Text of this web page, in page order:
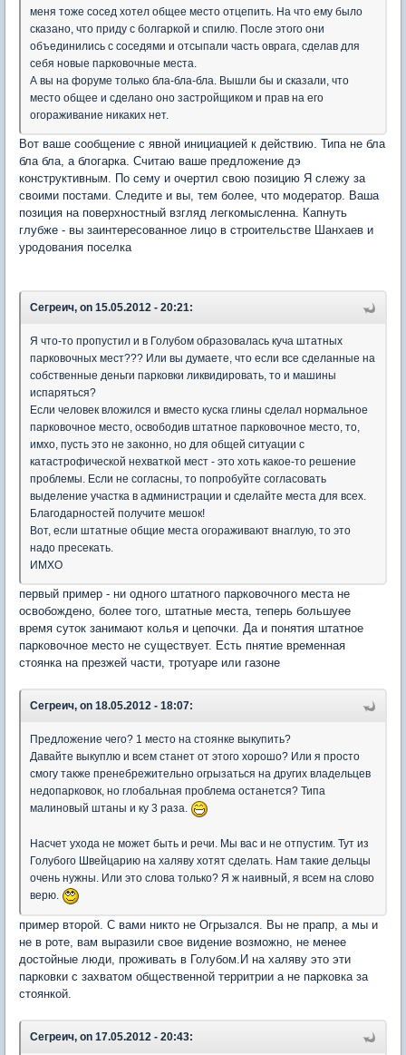
меня тоже сосед хотел общее место отцепить. На что ему было
сказано, что приду с болгаркой и спилю. После этого они
объединились с соседями и отсыпали часть оврага, сделав для
себя новые парковочные места.
А вы на форуме только бла-бла-бла. Вышли бы и сказали, что
место общее и сделано оно застройщиком и прав на его
огораживание никаких нет.
Вот ваше сообщение с явной инициацией к действию. Типа не бла
бла бла, а блогарка. Считаю ваше предложение дэ
конструктивным. По сему и очертил свою позицию Я слежу за
своими постами. Следите и вы, тем более, что модератор. Ваша
позиция на поверхностный взгляд легкомысленна. Капнуть
глубже - вы заинтересованное лицо в строительстве Шанхаев и
уродования поселка
Сегреич, on 15.05.2012 - 20:21:
Я что-то пропустил и в Голубом образовалась куча штатных
парковочных мест??? Или вы думаете, что если все сделанные на
собственные деньги парковки ликвидировать, то и машины
испаряться?
Если человек вложился и вместо куска глины сделал нормальное
парковочное место, освободив штатное парковочное место, то,
имхо, пусть это не законно, но для общей ситуации с
катастрофической нехваткой мест - это хоть какое-то решение
проблемы. Если не согласны, то попробуйте согласовать
выделение участка в администрации и сделайте места для всех.
Благодарностей получите мешок!
Вот, если штатные общие места огораживают внаглую, то это
надо пресекать.
ИМХО
первый пример - ни одного штатного парковочного места не
освобождено, более того, штатные места, теперь большуее
время суток занимают колья и цепочки. Да и понятия штатное
парковочное место не существует. Есть пнятие временная
стоянка на презжей части, тротуаре или газоне
Сегреич, on 18.05.2012 - 18:07:
Предложение чего? 1 место на стоянке выкупить?
Давайте выкуплю и всем станет от этого хорошо? Или я просто
смогу также пренебрежительно огрызаться на других владельцев
недопарковок, но глобальная проблема останется? Типа
малиновый штаны и ку 3 раза.
Насчет ухода не может быть и речи. Мы вас и не отпустим. Тут из
Голубого Швейцарию на халяву хотят сделать. Нам такие дельцы
очень нужны. Или это слова только? Я ж наивный, я всем на слово
верю.
пример второй. С вами никто не Огрызался. Вы не прапр, а мы и
не в роте, вам выразили свое видение возможно, не менее
достойные люди, проживать в Голубом.И на халяву это эти
парковки с захватом общественной территрии а не парковка за
стоянкой.
Сегреич, on 17.05.2012 - 20:43: